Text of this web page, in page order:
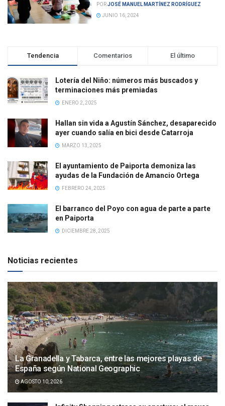
PORJOSÉ MANUEL MARTÍNEZ RODRÍGUEZ
JUNIO 16, 2024
Tendencia Comentarios El último
Lotería del Niño: números más buscados y
terminaciones más premiadas
ENERO 2, 2025
Hallan sin vida a Agustín Sánchez, desaparecido
ayer cuando salía en bici desde Catarroja
MARZO 13, 2025
El ayuntamiento de Paiporta demoniza las
ayudas de la Fundación de Amancio Ortega
FEBRERO 24, 2025
El barranco del Poyo con agua de parte a parte
en Paiporta
DICIEMBRE 28, 2025
Noticias recientes
La Granadella y Tabarca, entre las mejores playas de
España según National Geographic
AGOSTO 10, 2026